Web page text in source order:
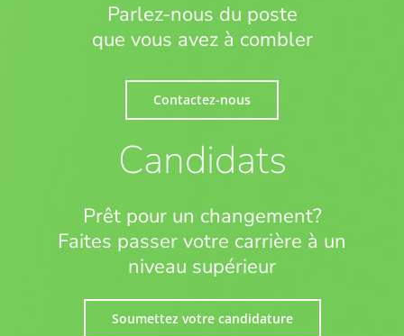
Parlez-nous du poste
que vous avez à combler
Contactez-nous
Candidats
Prêt pour un changement?
Faites passer votre carrière à un
niveau supérieur
Soumettez votre candidature